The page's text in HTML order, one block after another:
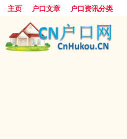
主页 户口文章 户口资讯分类